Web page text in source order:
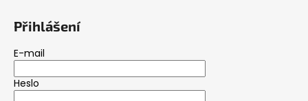
Přihlášení
E-mail
Heslo